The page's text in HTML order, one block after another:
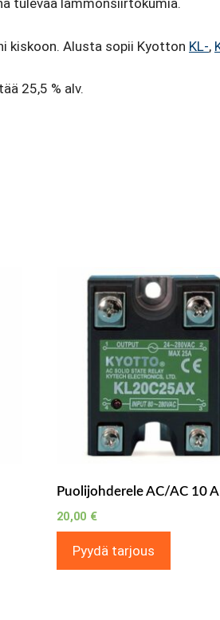
tulevaa lämmönsiirtokumia.
kiskoon. Alusta sopii Kyotton KL-,
25,5 % alv.
Puolijohderele AC/AC 10 A
20,00 €
Pyydä tarjous